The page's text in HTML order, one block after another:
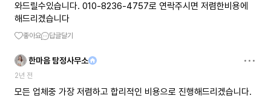
와드릴수있습니다. 010-8236-4757로 연락주시면 저렴한비용에
해드리겠습니다
좋아요 답글달기
한마음 탐정사무소
2년 전
모든 업체중 가장 저렴하고 합리적인 비용으로 진행해드리겠습니다.